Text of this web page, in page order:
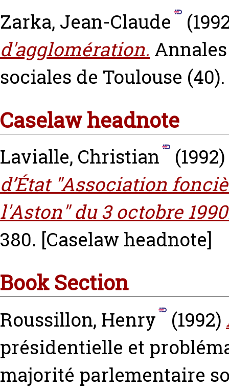
Zarka, Jean-Claude
d'agglomération.
sociales de Toulouse
Caselaw headnote
Lavialle, Christian
(1992)
d’État "Association
l'Aston" du 3 octobre
380. [Caselaw headnote]
Book Section
Roussillon, Henry (1992)
présidentielle et
majorité parlementaire